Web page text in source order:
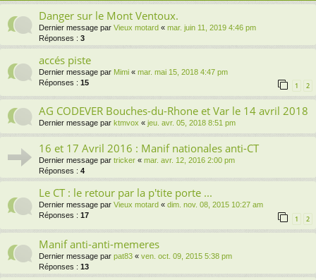
Danger sur le Mont Ventoux.
Dernier message par Vieux motard « mar. juin 11, 2019 4:46 pm
Réponses : 3
accés piste
Dernier message par Mimi « mar. mai 15, 2018 4:47 pm
Réponses : 15 1 2
AG CODEVER Bouches-du-Rhone et Var le 14 avril 2018
Dernier message par ktmvox « jeu. avr. 05, 2018 8:51 pm
16 et 17 Avril 2016 : Manif nationales anti-CT
Dernier message par tricker « mar. avr. 12, 2016 2:00 pm
Réponses : 4
Le CT : le retour par la p'tite porte ...
Dernier message par Vieux motard « dim. nov. 08, 2015 10:27 am
Réponses : 17 1 2
Manif anti-anti-memeres
Dernier message par pat83 « ven. oct. 09, 2015 5:38 pm
Réponses : 13